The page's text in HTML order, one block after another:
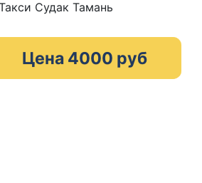
Цена 4000 руб